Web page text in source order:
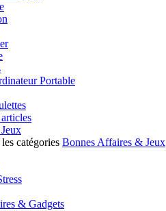
Portable
catégories Bonnes Affaires & Jeux
& Gadgets